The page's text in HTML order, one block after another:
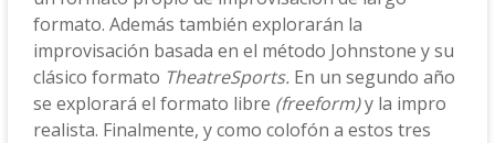
formato. Además también explorarán la
improvisación basada en el método Johnstone y su
clásico formato TheatreSports. En un segundo año
se explorará el formato libre (freeform)y la impro
realista. Finalmente, y como colofón a estos tres